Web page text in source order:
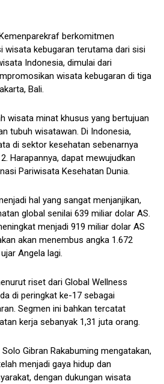
berkomitmen
wisata kebugaran terutama dari sisi
Indonesia, dimulai dari
wisata kebugaran di tiga
Bali.
wisata minat khusus yang bertujuan
tubuh wisatawan. Di Indonesia,
di sektor kesehatan sebenarnya
Harapannya, dapat mewujudkan
Pariwisata Kesehatan Dunia.
hal yang sangat menjanjikan,
global senilai 639 miliar dolar AS.
menjadi 919 miliar dolar AS
akan menembus angka 1.672
Angela lagi.
riset dari Global Wellness
di peringkat ke-17 sebagai
Segmen ini bahkan tercatat
kerja sebanyak 1,31 juta orang.
Gibran Rakabuming mengatakan,
menjadi gaya hidup dan
dengan dukungan wisata